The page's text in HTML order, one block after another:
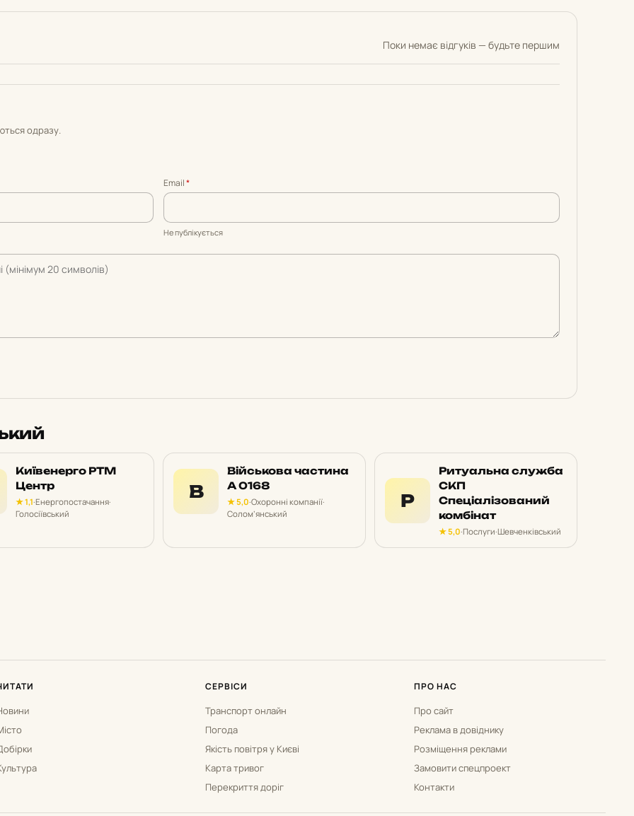
Поки немає відгуків — будьте першим
одразу.
Email*
Не публікується
Київенерго РТМ
Центр
★ 1,1·Енергопостачання·
Голосіївський
В
Військова частина
А 0168
★ 5,0·Охоронні компанії·
Солом’янський
Р
Ритуальна служба
СКП
Спеціалізований
комбінат
★ 5,0·Послуги·Шевченківський
СЕРВІСИ
Транспорт онлайн
Погода
Якість повітря у Києві
Карта тривог
Перекриття доріг
ПРО НАС
Про сайт
Реклама в довіднику
Розміщення реклами
Замовити спецпроект
Контакти